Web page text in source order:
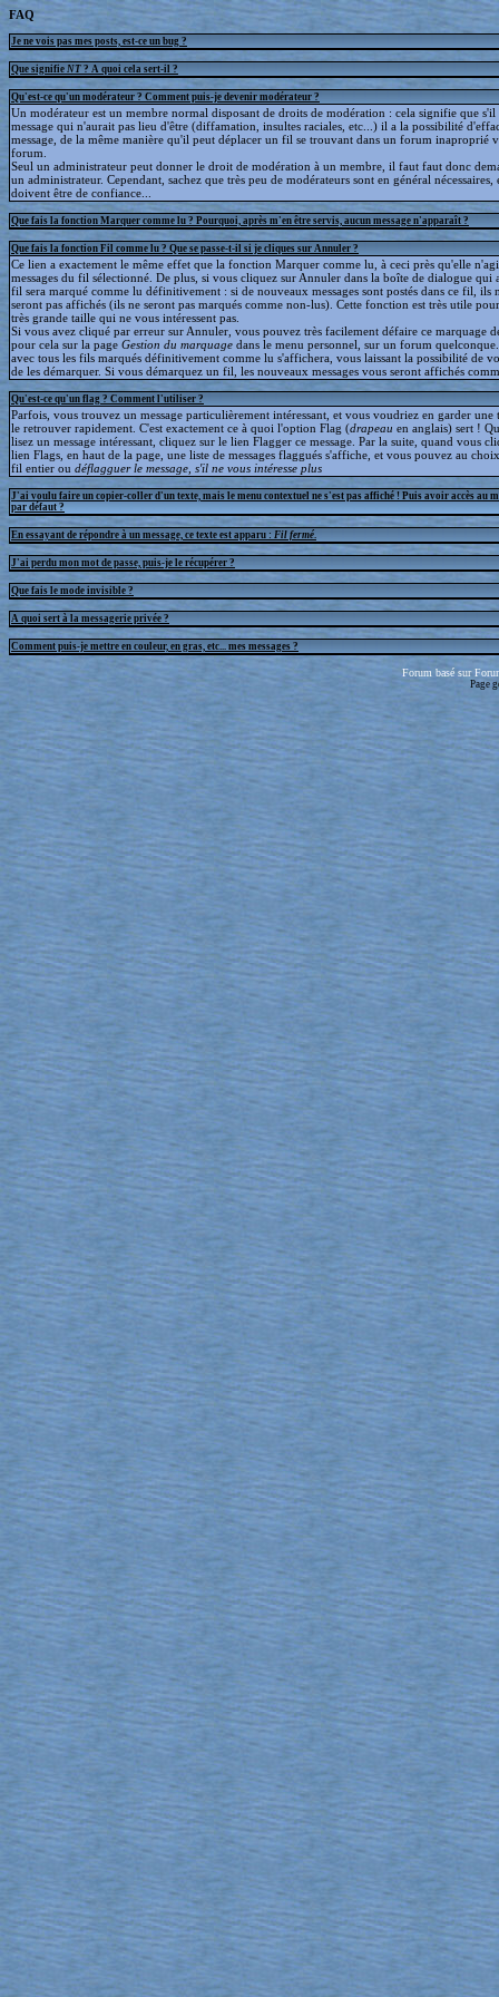
FAQ
Je ne vois pas mes posts, est-ce un bug ?
Que signifie NT ? A quoi cela sert-il ?
Qu'est-ce qu'un modérateur ? Comment puis-je devenir modérateur ?
Un modérateur est un membre normal disposant de droits de modération : cela signifie que
message qui n'aurait pas lieu d'être (diffamation, insultes raciales, etc...) il a la possibilité
message, de la même manière qu'il peut déplacer un fil se trouvant dans un forum inaproprié
forum.
Seul un administrateur peut donner le droit de modération à un membre, il faut faut donc
un administrateur. Cependant, sachez que très peu de modérateurs sont en général nécessaires,
doivent être de confiance...
Que fais la fonction Marquer comme lu ? Pourquoi, après m'en être servis, aucun message n'apparaît ?
Que fais la fonction Fil comme lu ? Que se passe-t-il si je cliques sur Annuler ?
Ce lien a exactement le même effet que la fonction Marquer comme lu, à ceci près qu'elle
messages du fil sélectionné. De plus, si vous cliquez sur Annuler dans la boîte de dialogue qui
fil sera marqué comme lu définitivement : si de nouveaux messages sont postés dans ce fil, ils
seront pas affichés (ils ne seront pas marqués comme non-lus). Cette fonction est très utile
très grande taille qui ne vous intéressent pas.
Si vous avez cliqué par erreur sur Annuler, vous pouvez très facilement défaire ce marquage
pour cela sur la page Gestion du marquage dans le menu personnel, sur un forum
avec tous les fils marqués définitivement comme lu s'affichera, vous laissant la possibilité de
de les démarquer. Si vous démarquez un fil, les nouveaux messages vous seront affichés
Qu'est-ce qu'un flag ? Comment l'utiliser ?
Parfois, vous trouvez un message particulièrement intéressant, et vous voudriez en garder une
le retrouver rapidement. C'est exactement ce à quoi l'option Flag (drapeau en anglais) sert !
lisez un message intéressant, cliquez sur le lien Flagger ce message. Par la suite, quand vous
lien Flags, en haut de la page, une liste de messages flaggués s'affiche, et vous pouvez au
fil entier ou déflagguerle message, s'il ne vous intéresse plus
J'ai voulu faire un copier-coller d'un texte, mais le menu contextuel ne s'est pas affiché ! Puis avoir accès au
par défaut ?
En essayant de répondre à un message, ce texte est apparu : Fil fermé
J'ai perdu mon mot de passe, puis-je le récupérer ?
Que fais le mode invisible ?
A quoi sert à la messagerie privée ?
Comment puis-je mettre en couleur, en gras, etc... mes messages ?
Forum basé sur
Page